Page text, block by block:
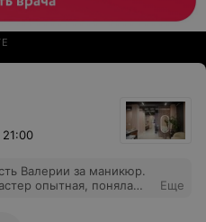
21:00
Валерии за маникюр.
опытная, поняла
Еще